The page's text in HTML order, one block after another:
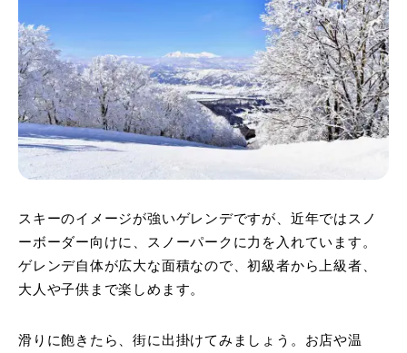
スキーのイメージが強いゲレンデですが、近年ではスノ
ーボーダー向けに、スノーパークに力を入れています。
ゲレンデ自体が広大な面積なので、初級者から上級者、
大人や子供まで楽しめます。
滑りに飽きたら、街に出掛けてみましょう。お店や温